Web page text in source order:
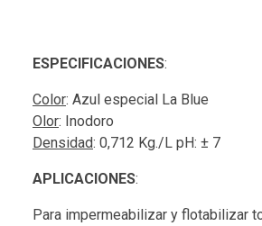
ESPECIFICACIONES:
Color: Azul especial La Blue
Olor: Inodoro
Densidad: 0,712 Kg./L pH: ± 7
APLICACIONES:
Para impermeabilizar y flotabilizar